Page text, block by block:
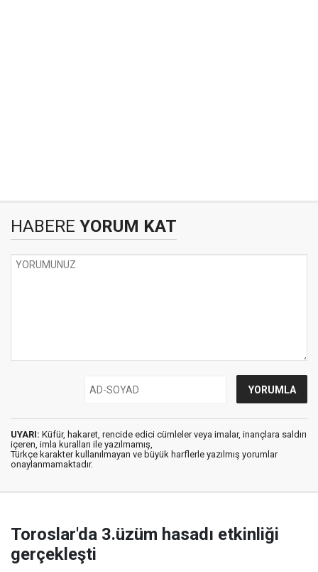
HABERE YORUM KAT
UYARI: Küfür, hakaret, rencide edici cümleler veya imalar, inançlara saldırı
içeren, imla kuralları ile yazılmamış,
Türkçe karakter kullanılmayan ve büyük harflerle yazılmış yorumlar
onaylanmamaktadır.
Toroslar'da 3.üzüm hasadı etkinliği
gerçekleşti